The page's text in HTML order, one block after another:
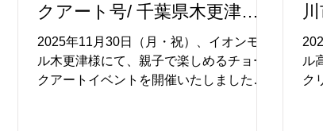
クアート号/ 千葉県木更津市/
＃千葉県 ＃ファミリーイベン
ト #アートイベント
2025年11月30日（月・祝）、イオンモー
ル木更津様にて、親子で楽しめるチョー
クアートイベントを開催いたしました。
ル
ク